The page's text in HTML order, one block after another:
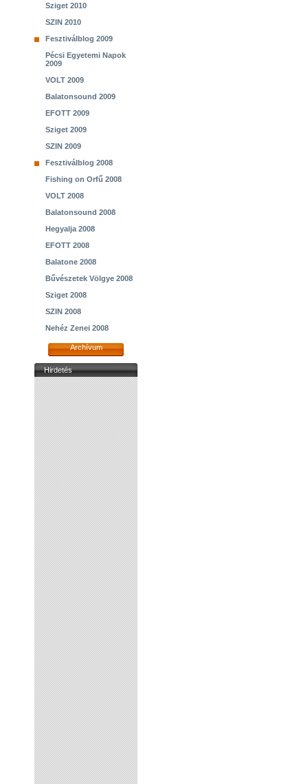
Sziget 2010
SZIN 2010
Fesztiválblog 2009
Pécsi Egyetemi Napok
2009
VOLT 2009
Balatonsound 2009
EFOTT 2009
Sziget 2009
SZIN 2009
Fesztiválblog 2008
Fishing on Orfű 2008
VOLT 2008
Balatonsound 2008
Hegyalja 2008
EFOTT 2008
Balatone 2008
Bűvészetek Völgye 2008
Sziget 2008
SZIN 2008
Nehéz Zenei 2008
Archívum
Hirdetés